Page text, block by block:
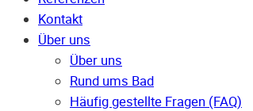
Kontakt
Über uns
Über uns
Rund ums Bad
Häufig gestellte Fragen (FAQ)